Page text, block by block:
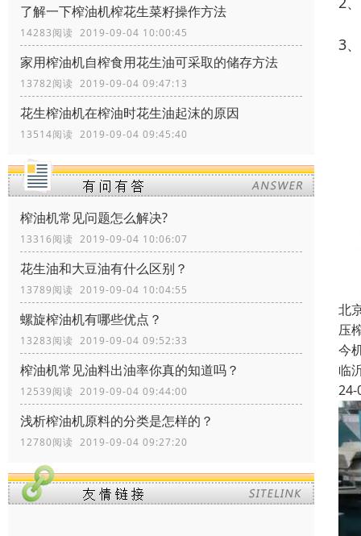
了解一下榨油机榨花生菜籽操作方法
14283阅读 2019-09-04 10:00:45
家用榨油机自榨食用花生油可采取的储存方法
13782阅读 2019-09-04 09:47:13
花生榨油机在榨油时花生油起沫的原因
13514阅读 2019-09-04 09:45:40
榨油机常见问题怎么解决?
13316阅读 2019-09-04 10:06:07
花生油和大豆油有什么区别？
13789阅读 2019-09-04 10:04:55
螺旋榨油机有哪些优点？
13283阅读 2019-09-04 09:52:33
榨油机常见油料出油率你真的知道吗？
12539阅读 2019-09-04 09:44:00
浅析榨油机原料的分类是怎样的？
12780阅读 2019-09-04 09:27:20
3
北
压
今
临
24-